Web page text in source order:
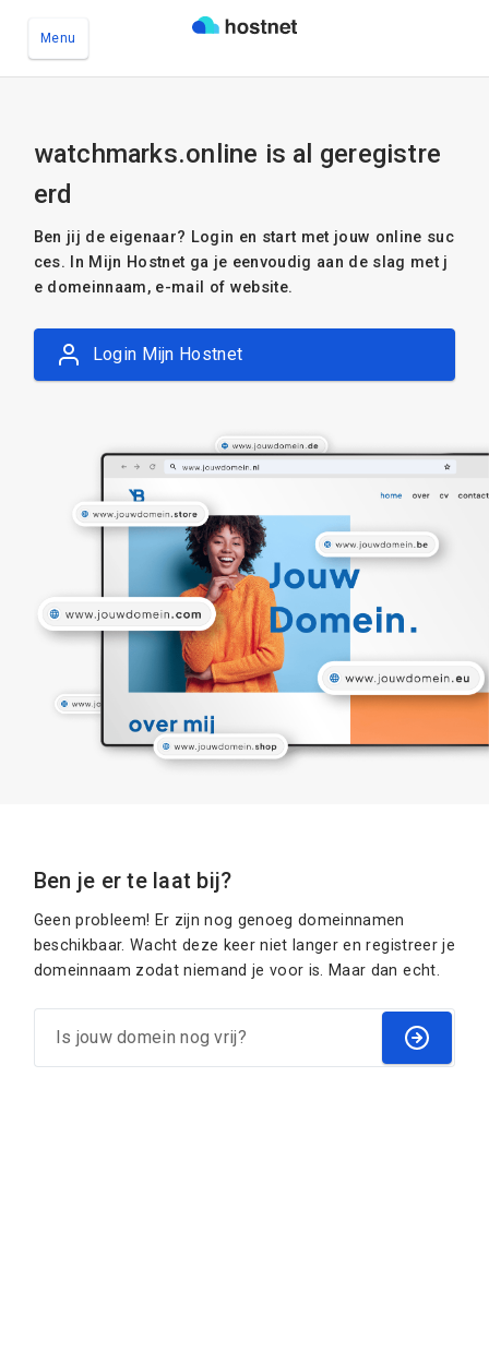
Menu
watchmarks.online is al geregistre
erd
Ben jij de eigenaar? Login en start met jouw online suc
ces. In Mijn Hostnet ga je eenvoudig aan de slag met j
e domeinnaam, e-mail of website.
Login Mijn Hostnet
Ben je er te laat bij?
Geen probleem! Er zijn nog genoeg domeinnamen
beschikbaar. Wacht deze keer niet langer en registreer je
domeinnaam zodat niemand je voor is. Maar dan echt.